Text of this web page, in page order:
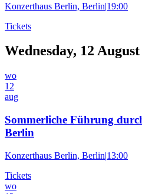
Konzerthaus Berlin, Berlin|19:00
Tickets
Wednesday, 12
wo
12
aug
Sommerliche Führung
Berlin
Konzerthaus Berlin, Berlin|13:00
Tickets
wo